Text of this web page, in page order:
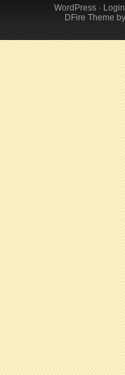
WordPress· Login
DFire Theme